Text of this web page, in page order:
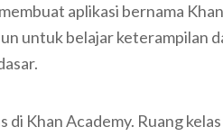
aplikasi bernama
untuk belajar keterampilan
di Khan Academy. Ruang